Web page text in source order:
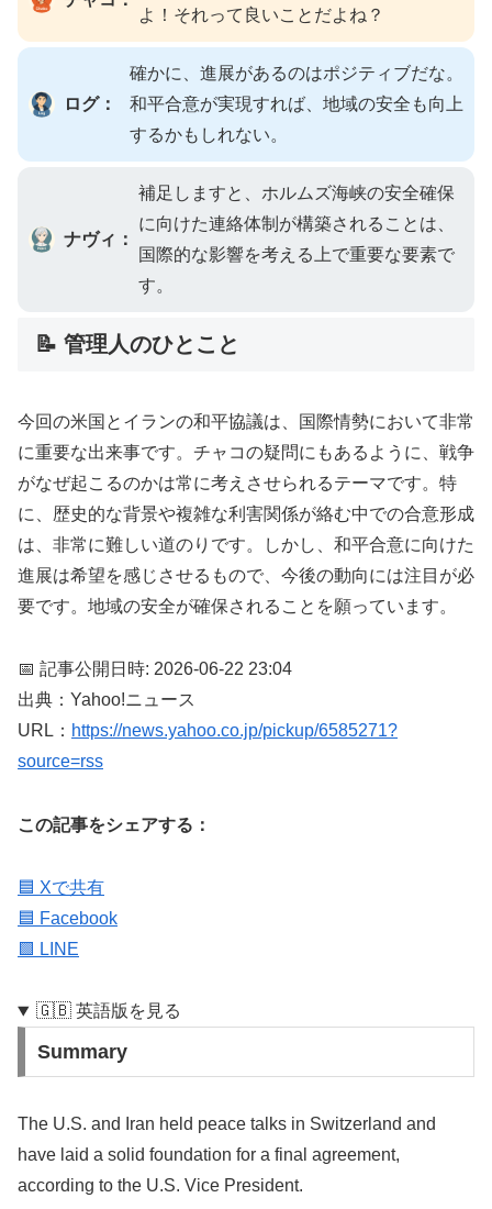
よ！それって良いことだよね？
ログ：
確かに、進展があるのはポジティブだな。
和平合意が実現すれば、地域の安全も向上
するかもしれない。
ナヴィ：
補足しますと、ホルムズ海峡の安全確保
に向けた連絡体制が構築されることは、
国際的な影響を考える上で重要な要素で
す。
📝 管理人のひとこと
今回の米国とイランの和平協議は、国際情勢において非常
に重要な出来事です。チャコの疑問にもあるように、戦争
がなぜ起こるのかは常に考えさせられるテーマです。特
に、歴史的な背景や複雑な利害関係が絡む中での合意形成
は、非常に難しい道のりです。しかし、和平合意に向けた
進展は希望を感じさせるもので、今後の動向には注目が必
要です。地域の安全が確保されることを願っています。
📅 記事公開日時: 2026-06-22 23:04
出典：Yahoo!ニュース
URL： https://news.yahoo.co.jp/pickup/6585271?
source=rss
この記事をシェアする：
🟦 Xで共有
🟦 Facebook
🟩 LINE
🇬🇧 英語版を見る
Summary
The U.S. and Iran held peace talks in Switzerland and
have laid a solid foundation for a final agreement,
according to the U.S. Vice President.